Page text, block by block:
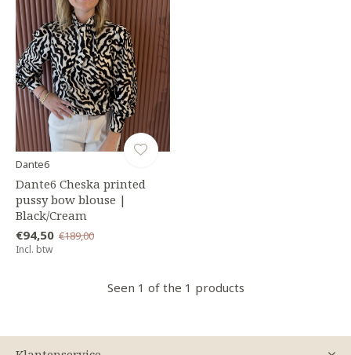
Dante6
Dante6 Cheska printed
pussy bow blouse |
Black/Cream
€94,50 €189,00
Incl. btw
Seen 1 of the 1 products